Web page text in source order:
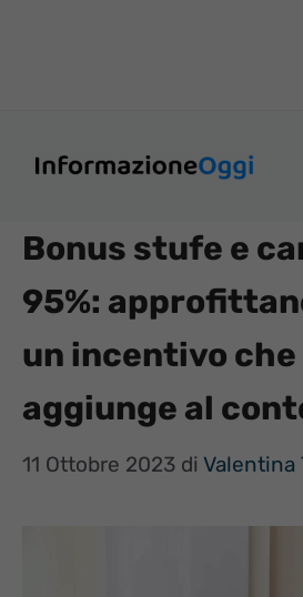
Bonus stufe e
95%:
un incentivo che
aggiunge al
11 Ottobre 2023 di Valentina